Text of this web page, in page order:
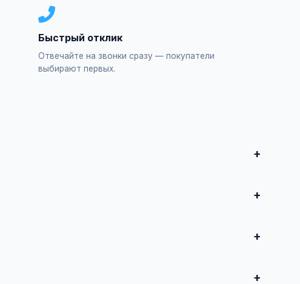
Быстрый отклик
Отвечайте на звонки сразу — покупатели
выбирают первых.